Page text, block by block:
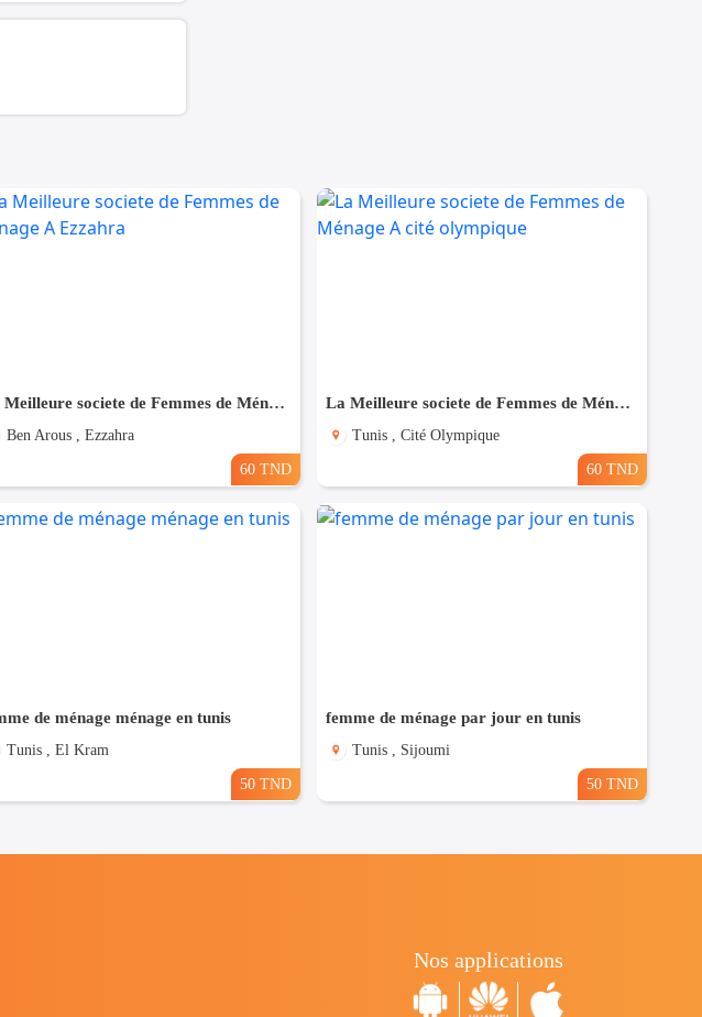
La Meilleure societe de Femmes de Ménage A Ezzahra
Ben Arous , Ezzahra
60 TND
La Meilleure societe de Femmes de Ménage A cité olympique
Tunis , Cité Olympique
60 TND
de ménage ménage en tunis
Tunis , El Kram
50 TND
femme de ménage par jour en tunis
Tunis , Sijoumi
50 TND
Nos applications